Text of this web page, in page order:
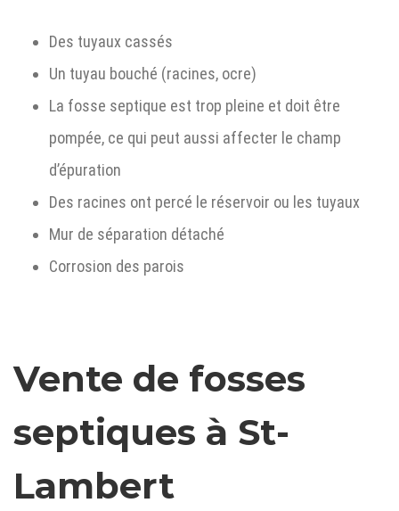
Des tuyaux cassés
Un tuyau bouché (racines, ocre)
La fosse septique est trop pleine et doit être
pompée, ce qui peut aussi affecter le champ
d’épuration
Des racines ont percé le réservoir ou les tuyaux
Mur de séparation détaché
Corrosion des parois
Vente de fosses
septiques à St-
Lambert